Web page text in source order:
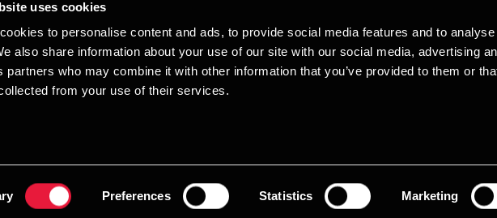
uses cookies
to personalise content and ads, to provide social media features and to analyse
also share information about your use of our site with our social media, advertising
partners who may combine it with other information that you’ve provided to them or
from your use of their services.
Preferences Statistics Marketing
Kontorsteder
Sitemap
Whistleblower
Mennesker, der hjælper
Vi mener, at enestående rådgivning
Copyright © 2026 BDO Statsautoriseret
er medlem af BDO International Limited - et
BDO-netværk bestående af uafhængige
medlemsfirmaerne. BDO i Danmark